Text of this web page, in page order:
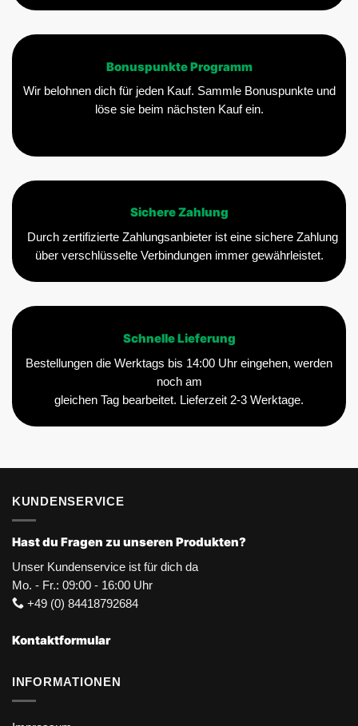
Bonuspunkte Programm
Wir belohnen dich für jeden Kauf. Sammle Bonuspunkte und
löse sie beim nächsten Kauf ein.
Sichere Zahlung
Durch zertifizierte Zahlungsanbieter ist eine sichere Zahlung
über verschlüsselte Verbindungen immer gewährleistet.
Schnelle Lieferung
Bestellungen die Werktags bis 14:00 Uhr eingehen, werden
noch am
gleichen Tag bearbeitet. Lieferzeit 2-3 Werktage.
KUNDENSERVICE
Hast du Fragen zu unseren Produkten?
Unser Kundenservice ist für dich da
Mo. - Fr.: 09:00 - 16:00 Uhr
+49 (0) 84418792684
Kontaktformular
INFORMATIONEN